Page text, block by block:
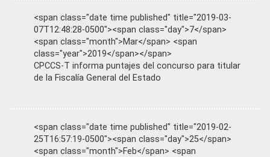
<span class="date time published" title="2019-03-
07T12:48:28-0500"><span class="day">7</span>
<span class="month">Mar</span> <span
class="year">2019</span></span>
CPCCS-T informa puntajes del concurso para titular
de la Fiscalía General del Estado
<span class="date time published" title="2019-02-
25T16:57:19-0500"><span class="day">25</span>
<span class="month">Feb</span> <span